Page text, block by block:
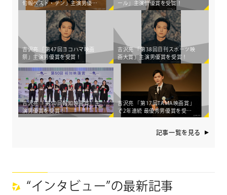
旬報ベスト・テン」主演男優賞
を受賞！
ール」主演俳優賞を受賞！
吉沢亮 「第47回ヨコハマ映画
祭」主演男優賞を受賞！
吉沢亮 「第38回日刊スポーツ映
画大賞」主演男優賞を受賞！
吉沢亮 「第50回報知映画賞」主
演男優賞を受賞！
吉沢亮 「第17回TAMA映画賞」
で2年連続 最優秀男優賞を受
賞！
記事一覧を見る
“インタビュー”の最新記事